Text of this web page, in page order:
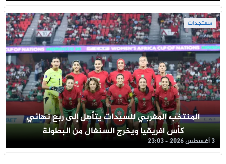
مستجدات
المنتخب المغربي للسيدات يتأهل إلى ربع نهائي
كأس افريقيا ويخرج السنغال من البطولة
3 أغسطس 2026 - 23:03